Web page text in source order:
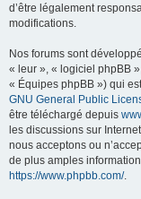
d’être légalement
modifications.
Nos forums sont
« leur », « logiciel phpBB
« Équipes phpBB ») qui
GNU General Public
être téléchargé depuis
les discussions sur
nous acceptons ou
de plus amples
https://www.phpbb.com/.